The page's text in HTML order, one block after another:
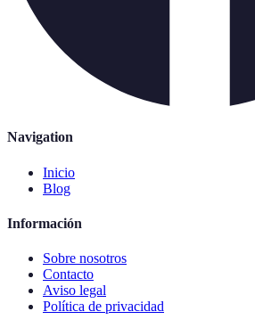
Navigation
Inicio
Blog
Información
Sobre nosotros
Contacto
Aviso legal
Política de privacidad